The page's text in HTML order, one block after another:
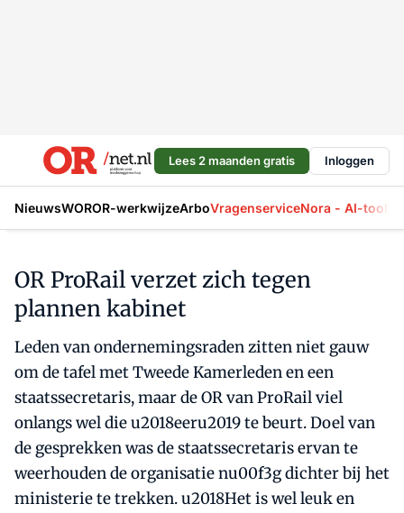
Lees 2 maanden gratis Inloggen
NieuwsWOROR-werkwijzeArboVragenserviceNora - AI-tool
OR ProRail verzet zich tegen
plannen kabinet
Leden van ondernemingsraden zitten niet gauw
om de tafel met Tweede Kamerleden en een
staatssecretaris, maar de OR van ProRail viel
onlangs wel die u2018eeru2019 te beurt. Doel van
de gesprekken was de staatssecretaris ervan te
weerhouden de organisatie nu00f3g dichter bij het
ministerie te trekken. u2018Het is wel leuk en